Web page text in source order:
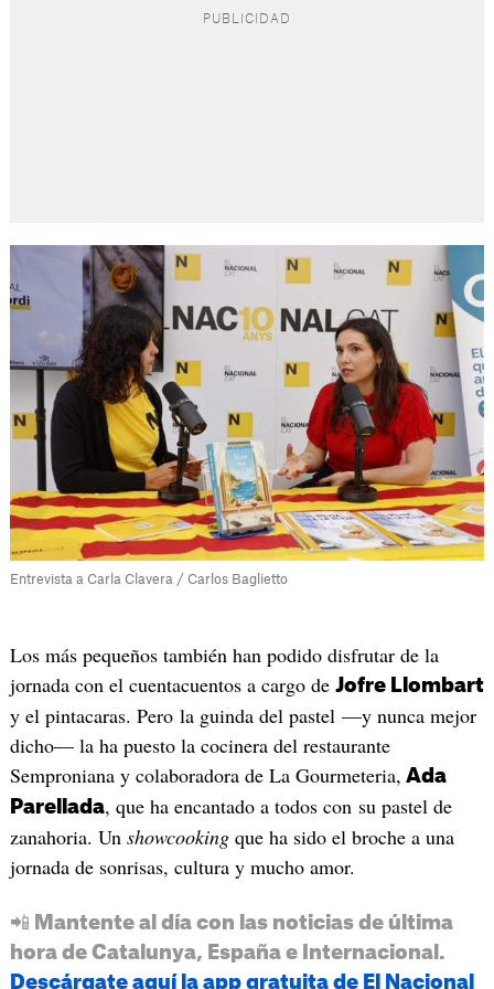
Entrevista a Carla Clavera / Carlos Baglietto
Los más pequeños también han podido disfrutar de la
jornada con el cuentacuentos a cargo de Jofre Llombart
y el pintacaras. Pero la guinda del pastel —y nunca mejor
dicho— la ha puesto la cocinera del restaurante
Semproniana y colaboradora de La Gourmeteria, Ada
Parellada, que ha encantado a todos con su pastel de
zanahoria. Un showcookingque ha sido el broche a una
jornada de sonrisas, cultura y mucho amor.
📲 Mantente al día con las noticias de última
hora de Catalunya, España e Internacional.
Descárgate aquí la app gratuita de El Nacional